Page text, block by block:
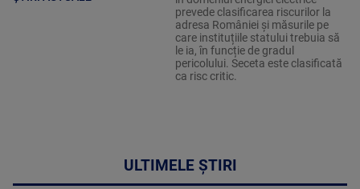
prevede clasificarea riscurilor la
adresa României și măsurile pe
care instituțiile statului trebuia să
le ia, în funcție de gradul
pericolului. Seceta este clasificată
ca risc critic.
ULTIMELE ȘTIRI